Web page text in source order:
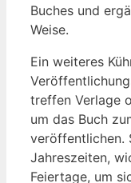
Buches und
Weise.
Ein weiteres
treffen Verlage
um das Buch
veröffentlichen.
Jahreszeiten,
Feiertage, um